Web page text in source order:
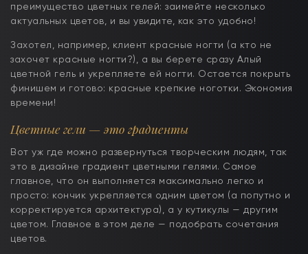
преимущество цветных гелей: заимейте несколько
актуальных цветов, и вы увидите, как это удобно!
Захотел, например, клиент красные ногти (а кто не
захочет красные ногти?), а вы берете сразу Алый
цветной гель и укрепляете ей ногти. Остается покрыть
финишем и готово: красные крепкие ноготки. Экономия
времени!
Цветные гели — это градиенты
Вот уж где можно развернуться творческим людям, так
это в дизайне градиент цветными гелями. Самое
главное, что он выполняется максимально легко и
просто: кончик укрепляется одним цветом (а попутно и
корректируется архитектура), а у кутикулы — другим
цветом. Главное в этом деле — подобрать сочетания
цветов.